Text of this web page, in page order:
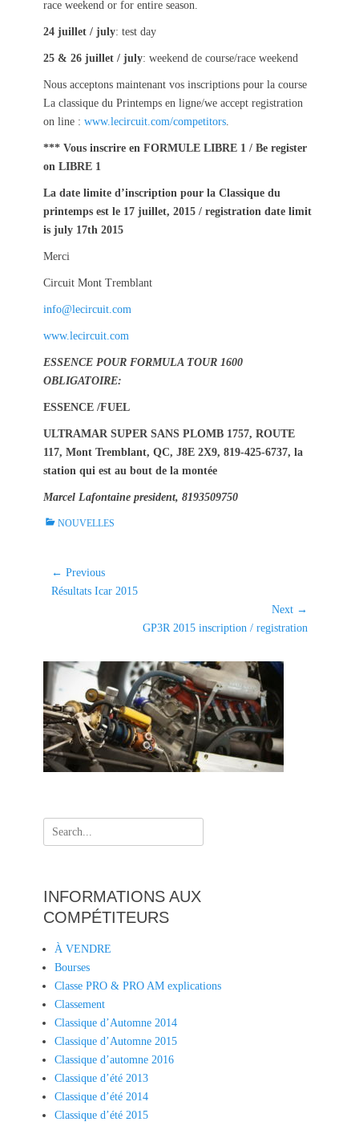
race weekend or for entire season.
24 juillet / july: test day
25 & 26 juillet / july: weekend de course/race weekend
Nous acceptons maintenant vos inscriptions pour la course
La classique du Printemps en ligne/we accept registration
on line : www.lecircuit.com/competitors
*** Vous inscrire en FORMULE LIBRE 1 / Be register
on LIBRE 1
La date limite d’inscription pour la Classique du
printemps est le 17 juillet, 2015 / registration date limit
is july 17th 2015
Merci
Circuit Mont Tremblant
info@lecircuit.com
www.lecircuit.com
ESSENCE POUR FORMULA TOUR 1600
OBLIGATOIRE:
ESSENCE /FUEL
ULTRAMAR SUPER SANS PLOMB 1757, ROUTE
117, Mont Tremblant, QC, J8E 2X9, 819-425-6737, la
station qui est au bout de la montée
Marcel Lafontaine president, 8193509750
C
NOUVELLES
Navigation
de
← Previous
Previous
Résultats Icar 2015
Next →
GP3R 2015 inscription / registration
Search
for:
INFORMATIONS AUX
COMPÉTITEURS
À VENDRE
Bourses
Classe PRO & PRO AM explications
Classement
Classique d’Automne 2014
Classique d’Automne 2015
Classique d’automne 2016
Classique d’été 2013
Classique d’été 2014
Classique d’été 2015